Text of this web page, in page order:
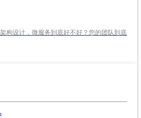
构设计，微服务到底好不好？您的团队到底